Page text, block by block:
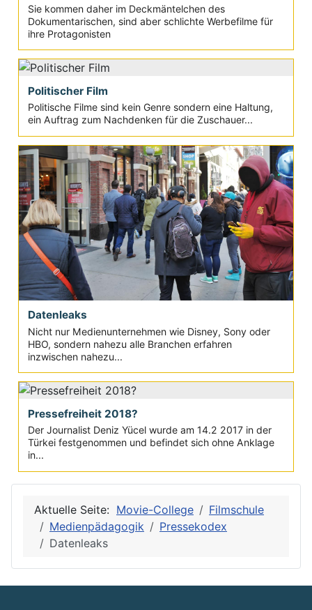
Sie kommen daher im Deckmäntelchen des
Dokumentarischen, sind aber schlichte Werbefilme für
ihre Protagonisten
Politischer Film
Politische Filme sind kein Genre sondern eine Haltung,
ein Auftrag zum Nachdenken für die Zuschauer...
Datenleaks
Nicht nur Medienunternehmen wie Disney, Sony oder
HBO, sondern nahezu alle Branchen erfahren
inzwischen nahezu...
Pressefreiheit 2018?
Der Journalist Deniz Yücel wurde am 14.2 2017 in der
Türkei festgenommen und befindet sich ohne Anklage
in...
Aktuelle Seite: Movie-College
Filmschule
Medienpädagogik
Pressekodex
Datenleaks